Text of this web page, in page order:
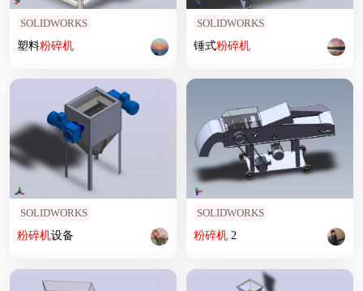
SOLIDWORKS
塑料粉碎机
SOLIDWORKS
锤式粉碎机
SOLIDWORKS
粉碎机设备
SOLIDWORKS
粉碎机2